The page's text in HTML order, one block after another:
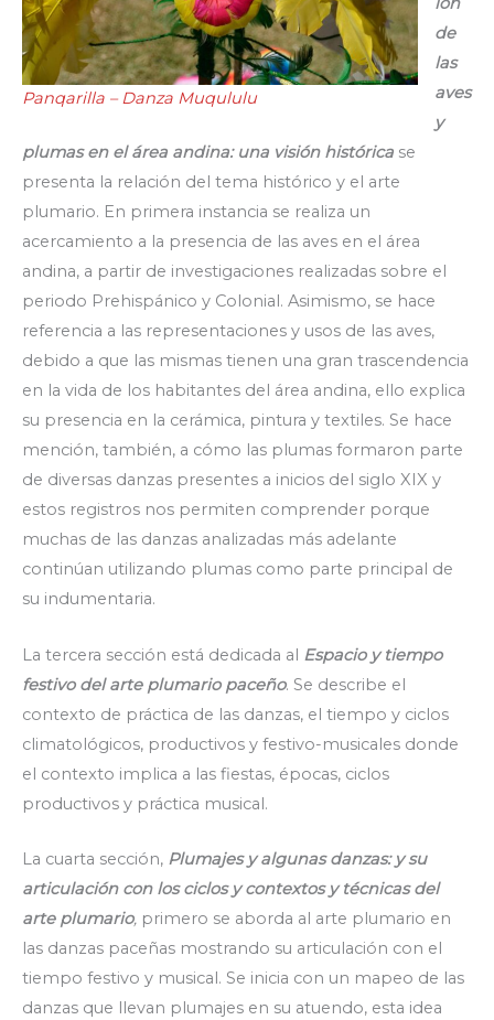
Panqarilla – Danza Muqululu
de
las
aves
y
plumas en el área andina: una visión histórica se
presenta la relación del tema histórico y el arte
plumario. En primera instancia se realiza un
acercamiento a la presencia de las aves en el área
andina, a partir de investigaciones realizadas sobre el
periodo Prehispánico y Colonial. Asimismo, se hace
referencia a las representaciones y usos de las aves,
debido a que las mismas tienen una gran trascendencia
en la vida de los habitantes del área andina, ello explica
su presencia en la cerámica, pintura y textiles. Se hace
mención, también, a cómo las plumas formaron parte
de diversas danzas presentes a inicios del siglo XIX y
estos registros nos permiten comprender porque
muchas de las danzas analizadas más adelante
continúan utilizando plumas como parte principal de
su indumentaria.
La tercera sección está dedicada al Espacio y tiempo
festivo del arte plumario paceño. Se describe el
contexto de práctica de las danzas, el tiempo y ciclos
climatológicos, productivos y festivo-musicales donde
el contexto implica a las fiestas, épocas, ciclos
productivos y práctica musical.
La cuarta sección, Plumajes y algunas danzas: y su
articulación con los ciclos y contextos y técnicas del
arte plumario, primero se aborda al arte plumario en
las danzas paceñas mostrando su articulación con el
tiempo festivo y musical. Se inicia con un mapeo de las
danzas que llevan plumajes en su atuendo, esta idea